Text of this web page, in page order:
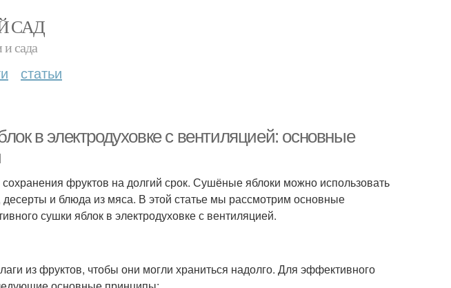
САД
и сада
статьи
в электродуховке с вентиляцией: основные
фруктов на долгий срок. Сушёные яблоки можно использовать
десерты и блюда из мяса. В этой статье мы рассмотрим основные
сушки яблок в электродуховке с вентиляцией.
из фруктов, чтобы они могли храниться надолго. Для эффективного